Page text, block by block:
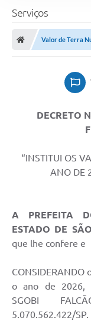
Serviços
Valor de Terra
DECRETO
“INSTITUI OS
ANO DE
A PREFEITA
ESTADO DE
que lhe confere e
CONSIDERANDO
o ano de 2026,
SGOBI
5.070.562.422/SP.